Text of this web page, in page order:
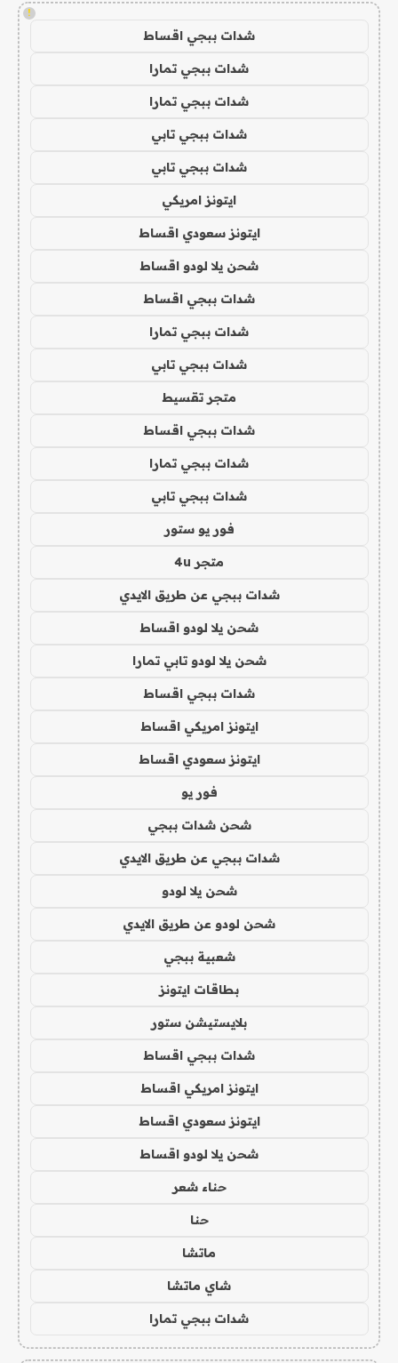
!
شدات ببجي اقساط
شدات ببجي تمارا
شدات ببجي تمارا
شدات ببجي تابي
شدات ببجي تابي
ايتونز امريكي
ايتونز سعودي اقساط
شحن يلا لودو اقساط
شدات ببجي اقساط
شدات ببجي تمارا
شدات ببجي تابي
متجر تقسيط
شدات ببجي اقساط
شدات ببجي تمارا
شدات ببجي تابي
فور يو ستور
متجر 4u
شدات ببجي عن طريق الايدي
شحن يلا لودو اقساط
شحن يلا لودو تابي تمارا
شدات ببجي اقساط
ايتونز امريكي اقساط
ايتونز سعودي اقساط
فور يو
شحن شدات ببجي
شدات ببجي عن طريق الايدي
شحن يلا لودو
شحن لودو عن طريق الايدي
شعبية ببجي
بطاقات ايتونز
بلايستيشن ستور
شدات ببجي اقساط
ايتونز امريكي اقساط
ايتونز سعودي اقساط
شحن يلا لودو اقساط
حناء شعر
حنا
ماتشا
شاي ماتشا
شدات ببجي تمارا